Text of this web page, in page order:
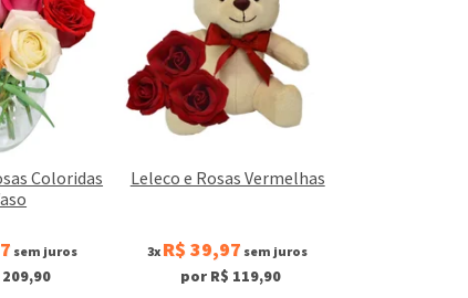
Coloridas
sem juros
Leleco e Rosas Vermelhas
3x R$ 39,97 sem juros
por R$ 119,90